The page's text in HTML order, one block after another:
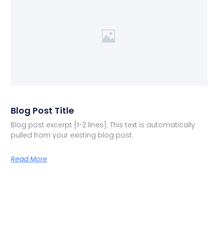
Blog Post Title
Blog post excerpt [1-2 lines]. This text is automatically
pulled from your existing blog post.
Read More